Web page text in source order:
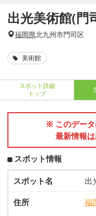
出光美術館(門
福岡県北九州市門司区
美術館
スポット詳細
トップ
※ このデータ
最新情報は
スポット情報
スポット名
出
住所
福